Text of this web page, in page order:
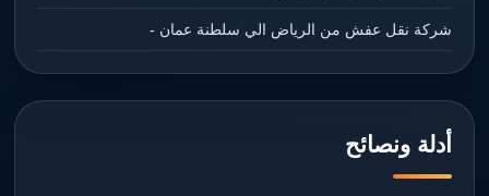
شركة نقل عفش من الرياض الي سلطنة عمان -
أدلة ونصائح